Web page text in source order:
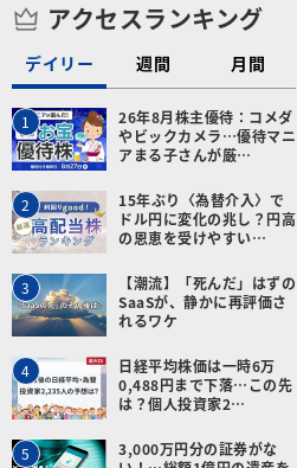
メールで送る
アクセスランキング
デイリー 週間 月間
1
26年8月株主優待：コメダ
やビックカメラ…優待マニ
アまる子さんが厳…
2
15年ぶり〈為替介入〉で
ドル円に変化の兆し？円高
の恩恵を受けやすい…
3
【潮流】「死んだ」はずの
SaaSが、静かに再評価さ
れるワケ
4
日経平均株価は一時6万
0,488円まで下落…この先
は？個人投資家2…
5
3,000万円分の証券がな